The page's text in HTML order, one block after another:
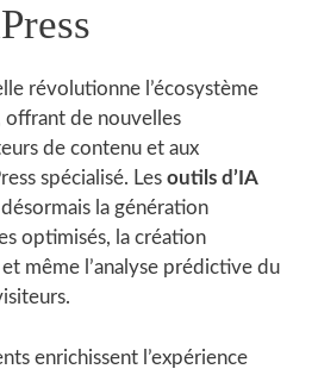
révolutionne l’écosystème
offrant de nouvelles
de contenu et aux
spécialisé. Les outils d’IA
la génération
optimisés, la création
et même l’analyse prédictive du
enrichissent l’expérience